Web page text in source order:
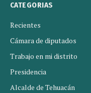
CATEGORIAS
Recientes
Cámara de diputados
Trabajo en mi distrito
Presidencia
Alcalde de Tehuacán